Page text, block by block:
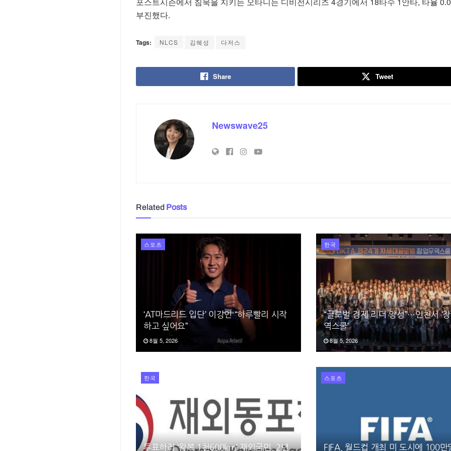
부진했다.
Tags: NLCS 김혜성 다저스
Share Tweet
Newswave25
Related Posts
스포츠
‘AT마드리드 입단’ 이강인 “하루빨리 시작
하고 싶어요”
8월 5, 2026
한국
“글로벌 경제 리더 양성”…인천서 ‘
역스쿨’
8월 5, 2026
한국
투표하러 ‘왕복 1천600km’ 재외국민, 2년
스포츠
FIFA, 월드컵 개최 미 도시에 100만